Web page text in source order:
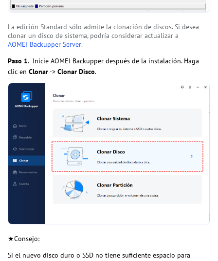
La edición Standard sólo admite la clonación de discos. Si desea
clonar un disco de sistema, podría considerar actualizar a
AOMEI Backupper Server.
Paso 1. Inicie AOMEI Backupper después de la instalación. Haga
clic en Clonar-> Clonar Disco.
★Consejo:
Si el nuevo disco duro o SSD no tiene suficiente espacio para